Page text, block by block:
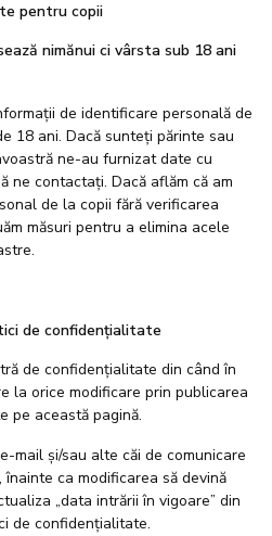
pentru copii
nimănui ci vârsta sub 18 ani
de identificare personală de
18 ani. Dacă sunteți părinte sau
ne-au furnizat date cu
ne contactați. Dacă aflăm că am
de la copii fără verificarea
măsuri pentru a elimina acele
de confidențialitate
de confidențialitate din când în
la orice modificare prin publicarea
pe această pagină.
mail și/sau alte căi de comunicare
ca modificarea să devină
„data intrării în vigoare” din
de confidențialitate.